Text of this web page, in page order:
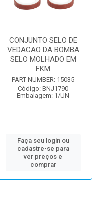
CONJUNTO SELO DE
VEDACAO DA BOMBA
SELO MOLHADO EM
FKM
PART NUMBER: 15035
Código: BNJ1790
Embalagem: 1/UN
Faça seu login ou
cadastre-se para
ver preços e
comprar